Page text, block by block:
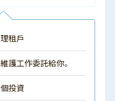
租戶
護工作委託給你。
投資